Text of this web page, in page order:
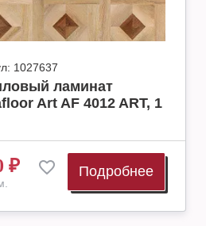
1027637
ламинат
Art AF 4012 ART, 1
₽ Подробнее